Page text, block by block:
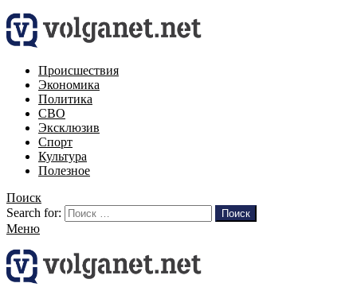
Происшествия
Экономика
Политика
СВО
Эксклюзив
Спорт
Культура
Полезное
Поиск
Search for:
Поиск
Меню